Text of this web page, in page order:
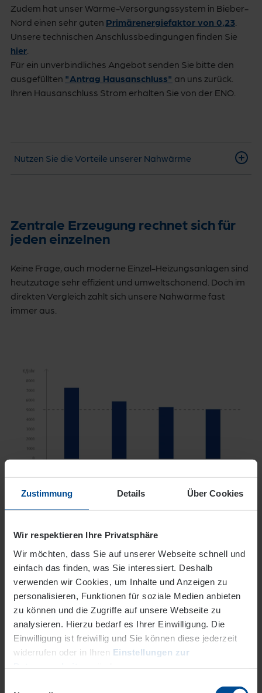
Zustimmung Details Über Cookies
Wir respektieren Ihre Privatsphäre
Wir möchten, dass Sie auf unserer Webseite schnell und
einfach das finden, was Sie interessiert. Deshalb
verwenden wir Cookies, um Inhalte und Anzeigen zu
personalisieren, Funktionen für soziale Medien anbieten
zu können und die Zugriffe auf unsere Webseite zu
analysieren. Hierzu bedarf es Ihrer Einwilligung. Die
Einwilligung ist freiwillig und Sie können diese jederzeit
widerrufen oder in Ihren Einstellungen zur
Zudem hat unser Wärme-Versorgungssystem in Bieber-
Nord einen sehr guten Primärenergiefaktor von 0,23
Unsere technischen Anschlussbedingungen finden Sie
hier
Für ein unverbindliches Angebot senden Sie bitte den
ausgefüllten "Antrag Hausanschluss" an uns zurück.
Ihren Hausanschluss Strom erhalten Sie von der ENO.
Nutzen Sie die Vorteile unserer Nahwärme
Zentrale Erzeugung rechnet sich für
jeden einzelnen
Keine Frage, auch moderne Einzel-Heizungsanlagen sind
heutzutage sehr effizient und umweltschonend. Doch im
direkten Vergleich zahlt sich unsere Nahwärme fast
immer aus.
Gesamtkosten der Wärmeversorgung (inkl. 19 % MwSt.) für ein
Muster-6-Familienhaus mit 30.000 kWh Wärmeverbrauch pro
Von gesetzlichen Vorgaben
profitieren
Neubauten müssen hohe gesetzliche Vorgaben im
Bereich energetische Effizienz erfüllen. Ein Nahwärme-
Anschluss kann die Energiebilanz eines Hauses stark